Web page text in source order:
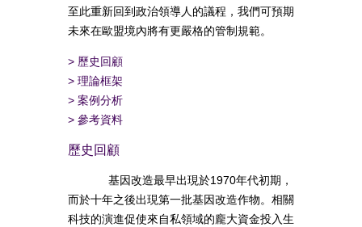
至此重新回到政治領導人的議程，我們可預期
未來在歐盟境內將有更嚴格的管制規範。
> 歷史回顧
> 理論框架
> 案例分析
> 參考資料
歷史回顧
基因改造最早出現於1970年代初期，
而於十年之後出現第一批基因改造作物。相關
科技的演進促使來自私領域的龐大資金投入生